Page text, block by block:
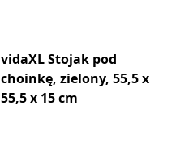
vidaXL Stojak pod
choinkę, zielony, 55,5 x
55,5 x 15 cm